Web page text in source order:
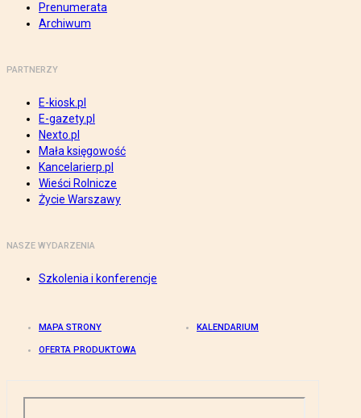
Prenumerata
Archiwum
PARTNERZY
E-kiosk.pl
E-gazety.pl
Nexto.pl
Mała księgowość
Kancelarierp.pl
Wieści Rolnicze
Życie Warszawy
NASZE WYDARZENIA
Szkolenia i konferencje
MAPA STRONY KALENDARIUM
OFERTA PRODUKTOWA